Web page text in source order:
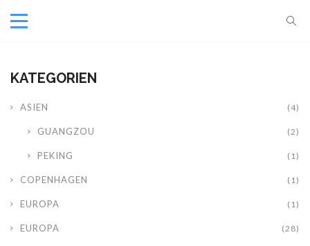
KATEGORIEN
ASIEN (4)
GUANGZOU (2)
PEKING (1)
COPENHAGEN (1)
EUROPA (1)
EUROPA (28)